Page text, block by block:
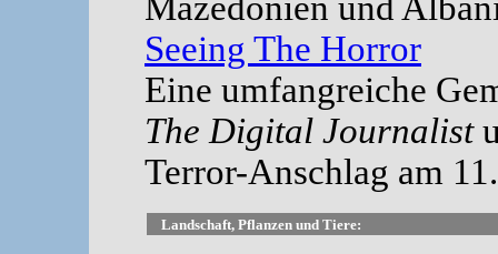
Seeing The Horror
Eine umfangreiche
The Digital Journalist
Terror-Anschlag am
Landschaft, Pflanzen und Tiere: